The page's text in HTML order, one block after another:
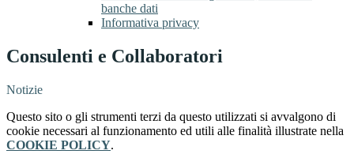
banche dati
Informativa privacy
Consulenti e Collaboratori
Notizie
Questo sito o gli strumenti terzi da questo utilizzati si avvalgono di
cookie necessari al funzionamento ed utili alle finalità illustrate nella
COOKIE POLICY.